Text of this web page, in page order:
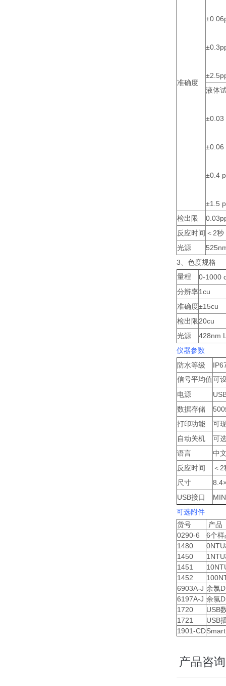
准确度
液体
±0.03
±0.06
±0.4
±1.5
检出限
反应时间 ＜2秒
光源
3、色度规格
量程
0-1000
分辨率1cu
准确度±15cu
检出限20cu
光源
428nm
仪器参数
防水等级
信号平均值可
电源
数据存储
打印功能
可
自动关机
可
语言
中
反应时间
＜2
尺寸
USB接口
可选附件
货号
产品
0290-6
6个样
1480
1450
1451
1452
6903A-J 余氯
6197A-J 余氯
1720
USB
1721
USB
1901-CD
产品咨询